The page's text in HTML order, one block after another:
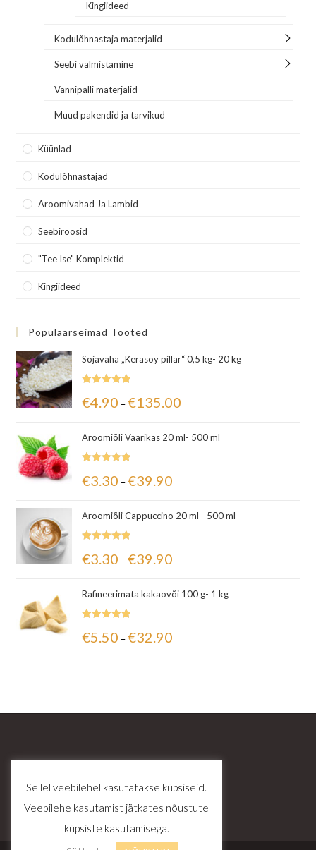
Kingiideed
Kodulõhnastaja materjalid
Seebi valmistamine
Vannipalli materjalid
Muud pakendid ja tarvikud
Küünlad
Kodulõhnastajad
Aroomivahad Ja Lambid
Seebiroosid
"Tee Ise" Komplektid
Kingiideed
Populaarseimad Tooted
Sojavaha „Kerasoy pillar“ 0,5 kg- 20 kg
5.00/ 5
€4.90 – €135.00
Aroomiõli Vaarikas 20 ml- 500 ml
5.00/ 5
€3.30 – €39.90
Aroomiõli Cappuccino 20 ml - 500 ml
5.00/ 5
€3.30 – €39.90
Rafineerimata kakaovõi 100 g- 1 kg
5.00 / 5
€5.50 – €32.90
Sellel veebilehel kasutatakse küpsiseid.
Veebilehe kasutamist jätkates nõustute
küpsiste kasutamisega.